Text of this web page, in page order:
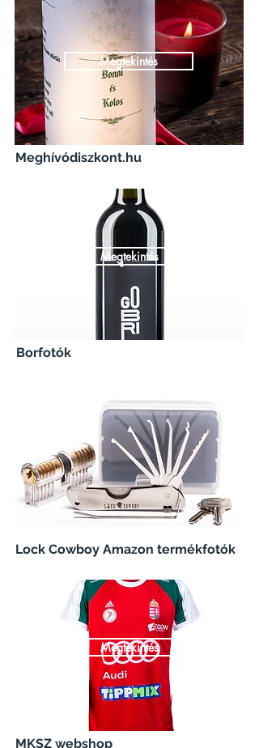
Megtekintés
Meghívódiszkont.hu
Megtekintés
Borfotók
Megtekintés
Lock Cowboy Amazon termékfotók
Megtekintés
MKSZ webshop